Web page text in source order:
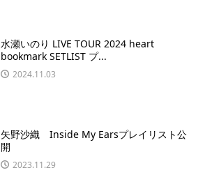
水瀬いのり LIVE TOUR 2024 heart
bookmark SETLIST プ...
2024.11.03
矢野沙織 Inside My Earsプレイリスト公
開
2023.11.29